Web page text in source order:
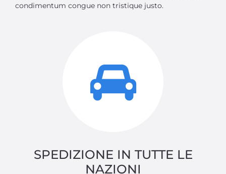
condimentum congue non tristique justo.
SPEDIZIONE IN TUTTE LE
NAZIONI